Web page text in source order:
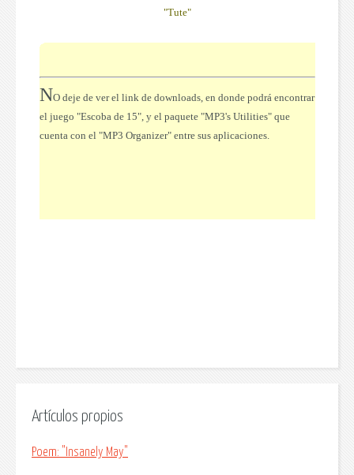
"Tute"
NO deje de ver el link de downloads, en donde podrá encontrar
el juego "Escoba de 15", y el paquete "MP3's Utilities" que
cuenta con el "MP3 Organizer" entre sus aplicaciones.
Artículos propios
Poem: "Insanely May"